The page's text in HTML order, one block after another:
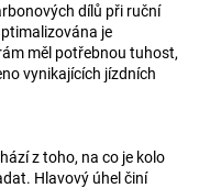
dílů při ruční
je
měl potřebnou tuhost,
vynikajících jízdních
z toho, na co je kolo
Hlavový úhel činí